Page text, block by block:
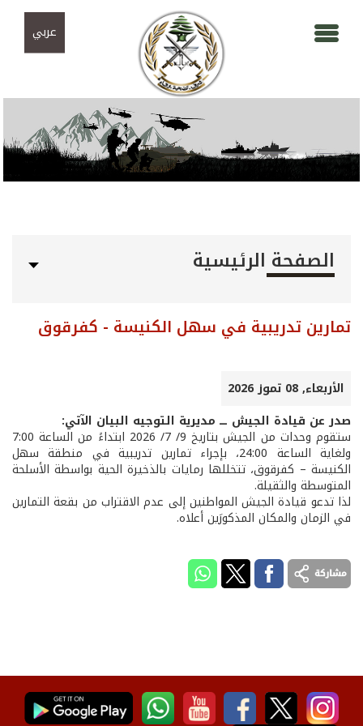
عربي
الصفحة الرئيسية
تمارين تدريبية في سهل الكنيسة - كفرقوق
الأربعاء, 08 تموز 2026
صدر عن قيادة الجيش ـــ مديرية التوجيه البيان الآتي:
ستقوم وحدات من الجيش بتاريخ 9/ 7/ 2026 ابتداءً من الساعة 7:00
ولغاية الساعة 24:00، بإجراء تمارين تدريبية في منطقة سهل
الكنيسة – كفرقوق، تتخللها رمايات بالذخيرة الحية بواسطة الأسلحة
المتوسطة والثقيلة.
لذا تدعو قيادة الجيش المواطنين إلى عدم الاقتراب من بقعة التمارين
في الزمان والمكان المذكورَين أعلاه.